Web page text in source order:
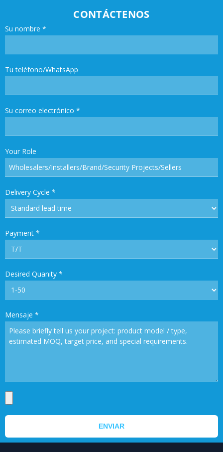
CONTÁCTENOS
Su nombre *
Tu teléfono/WhatsApp
Su correo electrónico *
Your Role
Delivery Cycle *
Payment *
Desired Quanity *
Mensaje *
ENVIAR